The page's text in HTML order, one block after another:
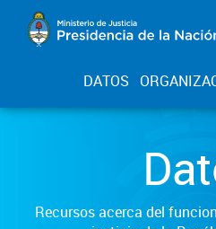
DATOS
Recursos acerca del